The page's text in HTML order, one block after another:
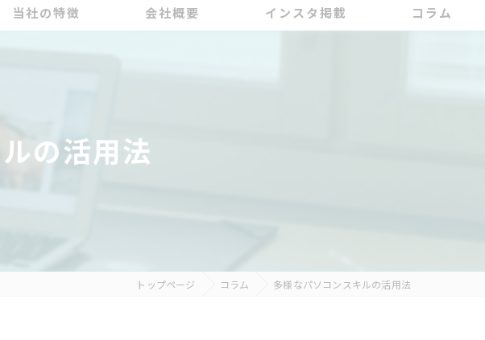
当社の特徴
動画編集
会社概要 インスタ掲載 コラム
の活用法
トップページ コラム 多様なパソコンスキルの活用法